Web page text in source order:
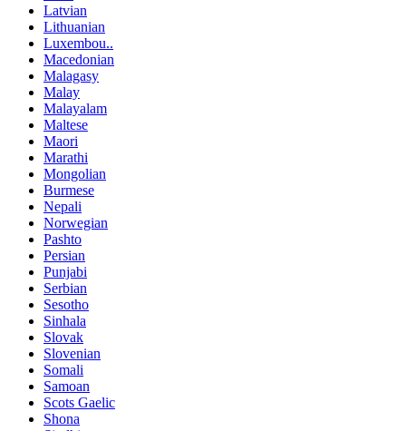
Latvian
Lithuanian
Luxembou..
Macedonian
Malagasy
Malay
Malayalam
Maltese
Maori
Marathi
Mongolian
Burmese
Nepali
Norwegian
Pashto
Persian
Punjabi
Serbian
Sesotho
Sinhala
Slovak
Slovenian
Somali
Samoan
Scots Gaelic
Shona